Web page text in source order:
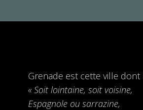
Grenade est cette ville dont
« Soit lointaine, soit voisine,
Espagnole ou sarrazine,